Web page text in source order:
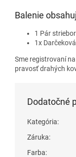
Balenie
1 Pár
1x
Sme registrovaní
pravosť drahých
Dodatočné
Kategória:
Záruka:
Farba: